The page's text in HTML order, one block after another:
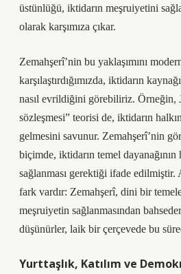
üstünlüğü, iktidarın meşruiyetini
olarak karşımıza çıkar.
Zemahşerî’nin bu yaklaşımını
karşılaştırdığımızda, iktidarın
nasıl evrildiğini görebiliriz. Örneğin,
sözleşmesi” teorisi de, iktidarın
gelmesini savunur. Zemahşerî’nin
biçimde, iktidarın temel dayanağının
sağlanması gerektiği ifade
fark vardır: Zemahşerî, dini bir
meşruiyetin sağlanmasından
düşünürler, laik bir çerçevede bu
Yurttaşlık, Katılım ve